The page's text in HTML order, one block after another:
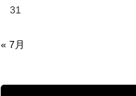
31
« 7月